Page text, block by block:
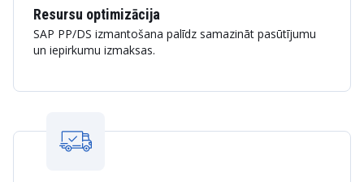
Resursu optimizācija
SAP PP/DS izmantošana palīdz samazināt pasūtījumu
un iepirkumu izmaksas.